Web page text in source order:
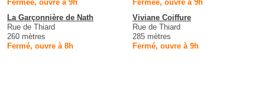
Fermée, ouvre à 9h
Fermée, ouvre à 9h
La Garçonnière de Nath
Rue de Thiard
260 mètres
Fermé, ouvre à 8h
Viviane Coiffure
Rue de Thiard
285 mètres
Fermé, ouvre à 9h